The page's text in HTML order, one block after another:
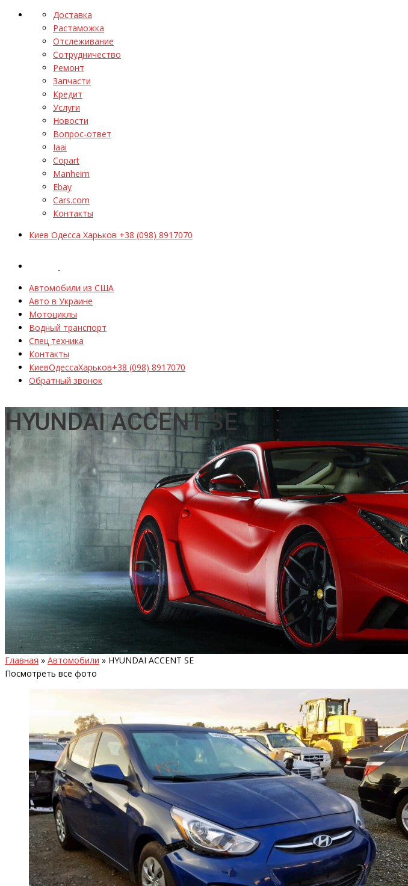
Доставка
Растаможка
Отслеживание
Сотрудничество
Ремонт
Запчасти
Кредит
Услуги
Новости
Вопрос-ответ
Iaai
Copart
Manheim
Ebay
Cars.com
Контакты
Киев Одесса Харьков +38 (098) 8917070
Автомобили из США
Авто в Украине
Мотоциклы
Водный транспорт
Спец техника
Контакты
КиевОдессаХарьков+38 (098) 8917070
Обратный звонок
HYUNDAI ACCENT SE
Главная » Автомобили » HYUNDAI ACCENT SE
Посмотреть все фото